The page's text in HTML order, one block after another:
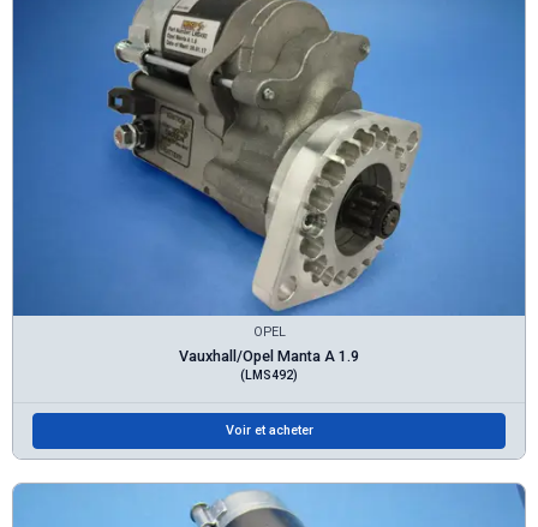
OPEL
Vauxhall/Opel Manta A 1.9
(LMS492)
Voir et acheter